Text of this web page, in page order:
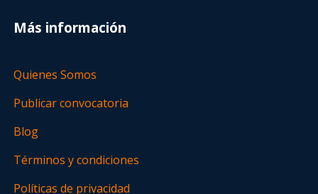
Más información
Quienes Somos
Publicar convocatoria
Blog
Términos y condiciones
Políticas de privacidad